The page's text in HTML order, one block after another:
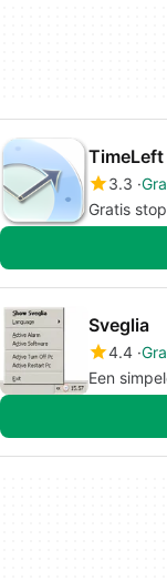
TimeLeft
3.3
Gratis
Sveglia
4.4
Een